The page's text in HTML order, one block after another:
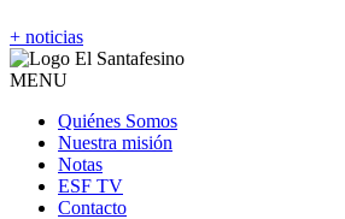
+ noticias
MENU
Quiénes Somos
Nuestra misión
Notas
ESF TV
Contacto